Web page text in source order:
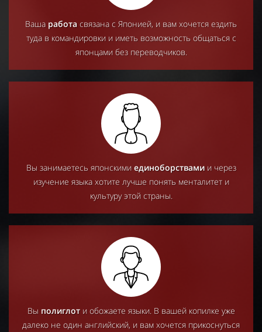
Ваша работа связана с Японией, и вам хочется ездить
туда в командировки и иметь возможность общаться с
японцами без переводчиков.
Вы занимаетесь японскими единоборствами и через
изучение языка хотите лучше понять менталитет и
культуру этой страны.
Вы полиглот и обожаете языки. В вашей копилке уже
далеко не один английский, и вам хочется прикоснуться